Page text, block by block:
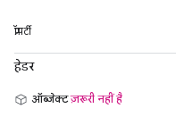
प्रॉपर्टी
हेडर
ऑब्जेक्टज़रूरी नहीं है